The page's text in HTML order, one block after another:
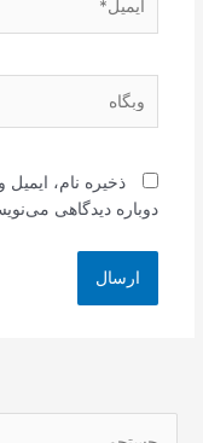
ذخیره نام،
دوباره دیدگاهی